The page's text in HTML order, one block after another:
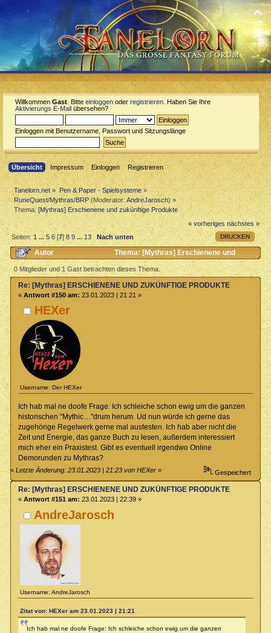
Willkommen Gast . Bitte einloggen oder registrieren . Haben Sie Ihre
Aktivierungs E-Mail übersehen?
Einloggen mit Benutzername, Passwort und Sitzungslänge
Übersicht Impressum Einloggen Registrieren
Tanelorn.net » Pen & Paper - Spielsysteme»
RuneQuest/Mythras/BRP (Moderator:AndreJarosch) »
Thema:[Mythras] Erschienene und zukünftige Produkte
« vorheriges nächstes »
DRUCKEN
Seiten:1 ...5 6 [7]8 9 ...13 Nach unten
Autor
Thema: [Mythras] Erschienene und
zukünftige Produkte (Gelesen 70620 mal)
0 Mitglieder und 1 Gast betrachten dieses Thema.
HEXer
Username: Der HEXer
Re: [Mythras] ERSCHIENENE UND ZUKÜNFTIGE PRODUKTE
« Antwort #150 am: 23.01.2023 | 21:21 »
Ich hab mal ne doofe Frage: Ich schleiche schon ewig um die ganzen
historischen "Mythic…"drum herum. Ud nun würde ich gerne das
zugehörige Regelwerk gerne mal austesten. Ich hab aber nicht die
Zeit und Energie, das ganze Buch zu lesen, außerdem interessiert
mich eher ein Praxistest. Gibt es eventuell irgendwo Online
Demorunden zu Mythras?
«Letzte Änderung: 23.01.2023 | 21:23 von HEXer » Gespeichert
AndreJarosch
Username: AndreJarosch
Re: [Mythras] ERSCHIENENE UND ZUKÜNFTIGE PRODUKTE
« Antwort #151 am: 23.01.2023 | 22:39 »
Zitat von: HEXer am 23.01.2023 | 21:21
Ich hab mal ne doofe Frage: Ich schleiche schon ewig um die ganzen